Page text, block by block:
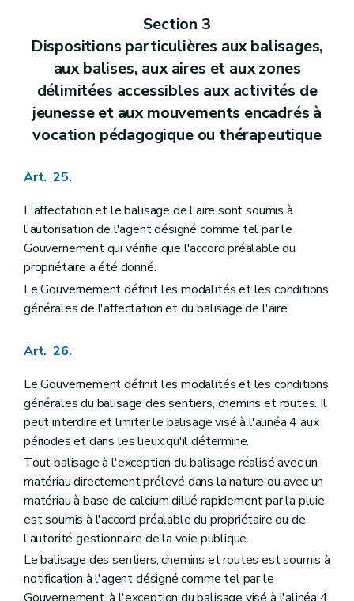
Section 3
Dispositions particulières aux balisages,
aux balises, aux aires et aux zones
délimitées accessibles aux activités de
jeunesse et aux mouvements encadrés à
vocation pédagogique ou thérapeutique
Art. 25.
L'affectation et le balisage de l'aire sont soumis à
l'autorisation de l'agent désigné comme tel par le
Gouvernement qui vérifie que l'accord préalable du
propriétaire a été donné.
Le Gouvernement définit les modalités et les conditions
générales de l'affectation et du balisage de l'aire.
Art. 26.
Le Gouvernement définit les modalités et les conditions
générales du balisage des sentiers, chemins et routes. Il
peut interdire et limiter le balisage visé à l'alinéa 4 aux
périodes et dans les lieux qu'il détermine.
Tout balisage à l'exception du balisage réalisé avec un
matériau directement prélevé dans la nature ou avec un
matériau à base de calcium dilué rapidement par la pluie
est soumis à l'accord préalable du propriétaire ou de
l'autorité gestionnaire de la voie publique.
Le balisage des sentiers, chemins et routes est soumis à
notification à l'agent désigné comme tel par le